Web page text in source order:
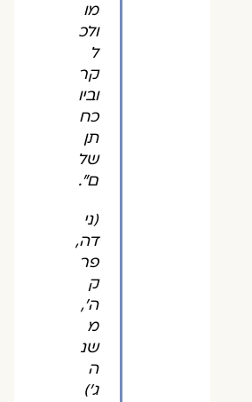
מו
ולכ
ל
קר
וביו
כח
תן
של
ם".
(ני
דה,
פר
ק
ה',
מ
שנ
ה
ג')